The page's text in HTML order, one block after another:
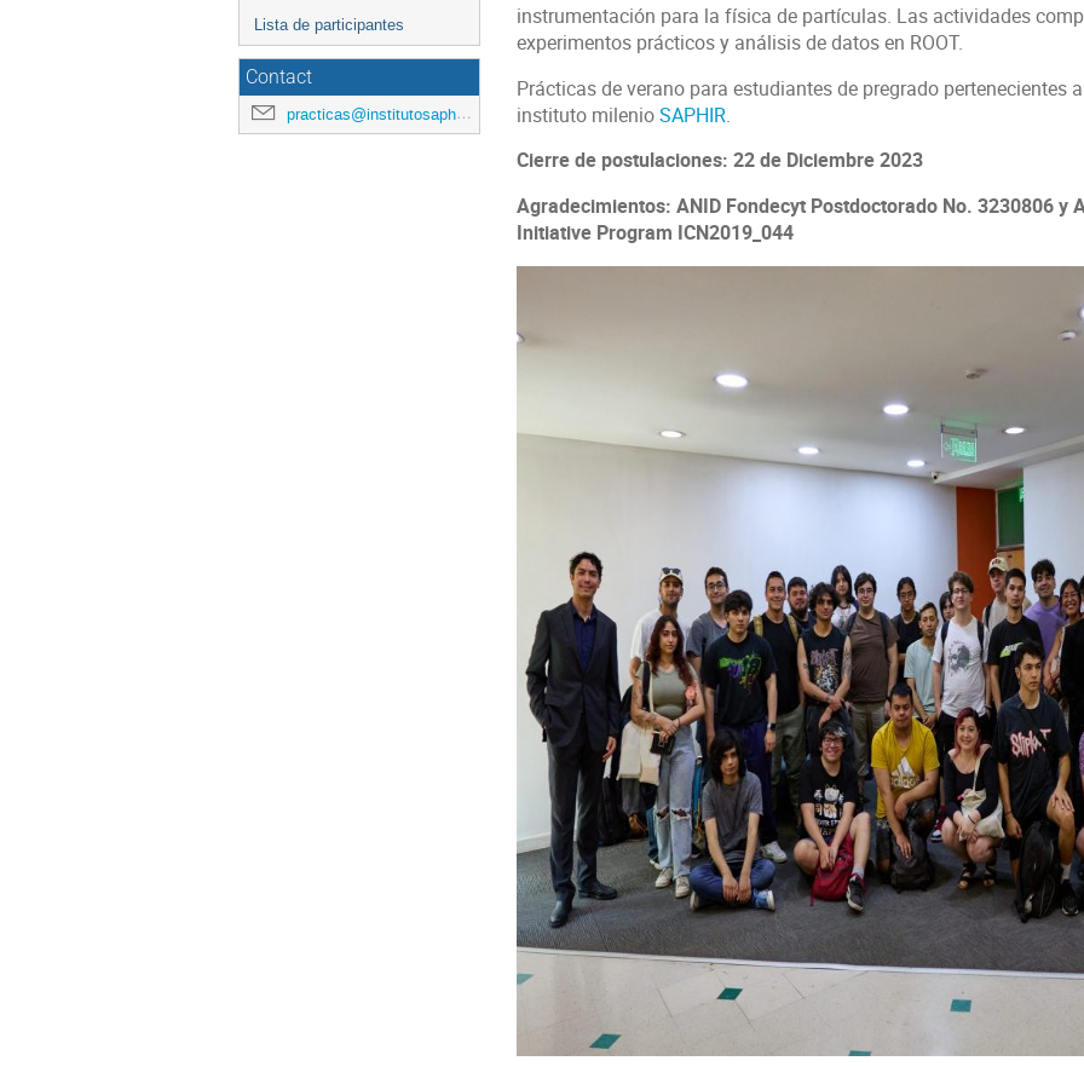
Lista de participantes
Contact
practicas@institutosaphir.cl
instrumentación para la física de partículas. Las actividades
experimentos prácticos y análisis de datos en ROOT.
Prácticas de verano para estudiantes de pregrado pertenecientes
instituto milenioSAPHIR.
Cierre de postulaciones: 22 de Diciembre 2023
Agradecimientos: ANID Fondecyt Postdoctorado No. 3230806 y
Initiative Program ICN2019_044